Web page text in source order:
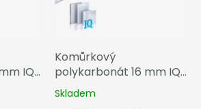
IQ
Komůrkový
polykarbonát 16 mm IQ
RELAX
Skladem